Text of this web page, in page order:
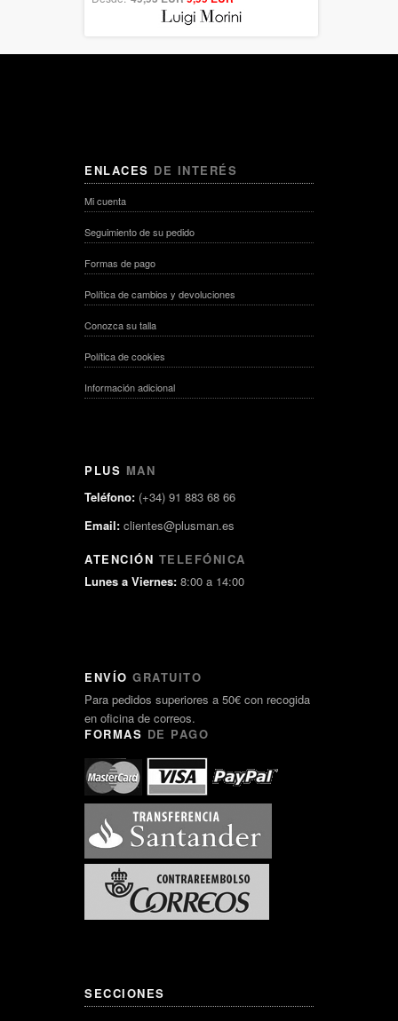
ENLACES DE INTERÉS
Mi cuenta
Seguimiento de su pedido
Formas de pago
Política de cambios y devoluciones
Conozca su talla
Política de cookies
Información adicional
PLUS MAN
Teléfono: (+34) 91 883 68 66
Email: clientes@plusman.es
ATENCIÓN TELEFÓNICA
Lunes a Viernes: 8:00 a 14:00
ENVÍO GRATUITO
Para pedidos superiores a 50€ con recogida
en oficina de correos.
FORMAS DE PAGO
SECCIONES